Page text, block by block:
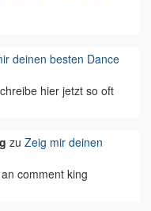
deinen besten Dance
hier jetzt so oft
zu Zeig mir deinen
comment king